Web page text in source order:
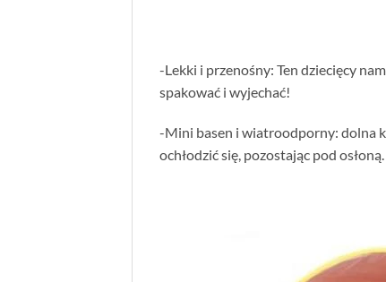
-Lekki i przenośny: Ten dziecięcy
spakować i wyjechać!
-Mini basen i wiatroodporny: dolna
ochłodzić się, pozostając pod